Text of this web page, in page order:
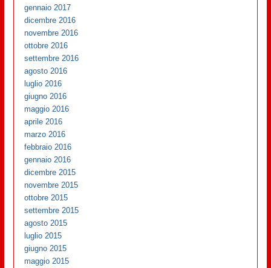
gennaio 2017
dicembre 2016
novembre 2016
ottobre 2016
settembre 2016
agosto 2016
luglio 2016
giugno 2016
maggio 2016
aprile 2016
marzo 2016
febbraio 2016
gennaio 2016
dicembre 2015
novembre 2015
ottobre 2015
settembre 2015
agosto 2015
luglio 2015
giugno 2015
maggio 2015